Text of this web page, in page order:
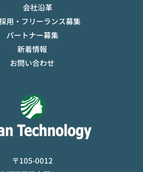
会社沿革
用・フリーランス募集
パートナー募集
新着情報
お問い合わせ
〒105-0012